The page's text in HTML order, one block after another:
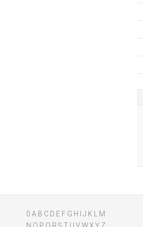
0 A B C D E F G H J K
M